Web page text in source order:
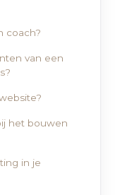
coach?
van een
het bouwen
in je